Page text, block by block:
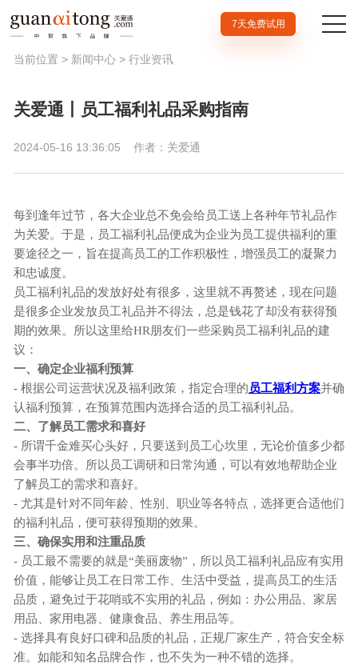
7天免费试用
当前位置 > 新闻中心 > 行业资讯
关爱通丨员工福利礼品采购指南
2024-05-16 13:36:05 作者：关爱通
每到逢年过节，各大企业总不免会给员工送上各种年节礼品作
为关爱。于是，员工福利礼品便成为企业为员工提供福利的重
要途径之一，旨在提高员工的工作积极性，增强员工的凝聚力
和忠诚度。
员工福利礼品的发放好处有很多，这里就不再赘述，现在问题
是很多企业发放员工礼品并不得法，总是钱花了却没有获得预
期的效果。所以这里给HR朋友们一些采购员工福利礼品的建
议：
一、确定企业福利预算
- 根据公司运营状况及福利政策，指定合理的 员工福利方案并确
认福利预算，在预算范围内选择合适的员工福利礼品。
二、了解员工需求和喜好
- 所谓千金难买心头好，只要送到员工心坎里，无论价值多少都
会事半功倍。所以员工调研和日常沟通，可以有效地帮助企业
了解员工的需求和喜好。
- 尤其是针对不同年龄、性别、职业等各特点，选择更合适他们
的福利礼品，便可获得预期的效果。
三、确保实用和注重品质
- 员工最不需要的就是“美丽废物”，所以员工福利礼品应有实用
价值，能够让员工在日常工作、生活中受益，提高员工的生活
品质，避免过于花哨或不实用的礼品，例如：办公用品、家居
用品、家用电器、健康食品、养生用品等。
- 选择具有良好口碑和品质的礼品，正规厂家生产，符合安全标
准。如能和知名品牌合作，也不失为一种不错的选择。